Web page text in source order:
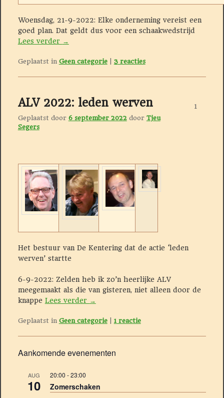
Woensdag, 21-9-2022: Elke onderneming vereist een
goed plan. Dat geldt dus voor een schaakwedstrijd
Lees verder →
Geplaatst in Geen categorie 3reacties
ALV 2022: leden werven
Geplaatst door 6 september 2022 door Tjeu
Segers
1
Het bestuur van De Kentering dat de actie ‘leden
werven’ startte
6-9-2022: Zelden heb ik zo’n heerlijke ALV
meegemaakt als die van gisteren, niet alleen door de
knappe Lees verder →
Geplaatst in Geen categorie 1reactie
Aankomende evenementen
AUG
10
20:00 -23:00
Zomerschaken